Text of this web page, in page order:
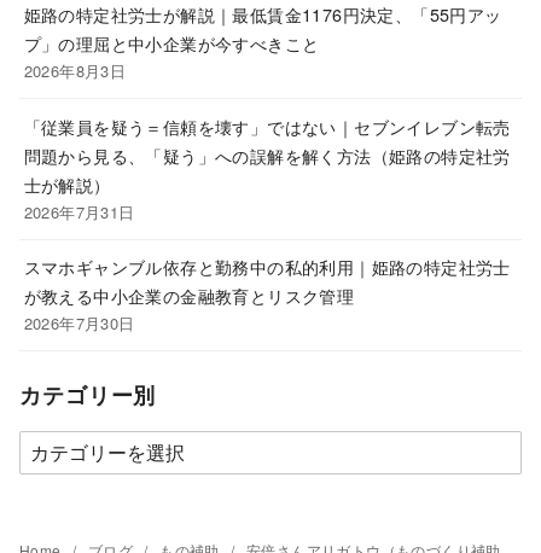
姫路の特定社労士が解説｜最低賃金1176円決定、「55円アッ
プ」の理屈と中小企業が今すべきこと
2026年8月3日
「従業員を疑う＝信頼を壊す」ではない｜セブンイレブン転売
問題から見る、「疑う」への誤解を解く方法（姫路の特定社労
士が解説）
2026年7月31日
スマホギャンブル依存と勤務中の私的利用｜姫路の特定社労士
が教える中小企業の金融教育とリスク管理
2026年7月30日
カテゴリー別
カ
テ
リ